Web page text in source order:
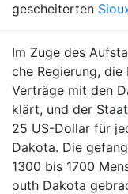
gescheiterten
Im Zuge des
che Regierung,
Verträge mit den
klärt, und der
25 US-Dollar für
Dakota. Die
1300 bis 1700
outh Dakota